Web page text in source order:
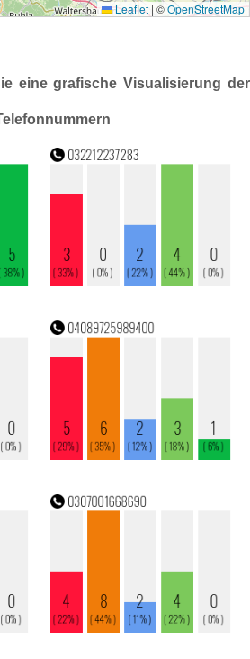
eine grafische Visualisierung der